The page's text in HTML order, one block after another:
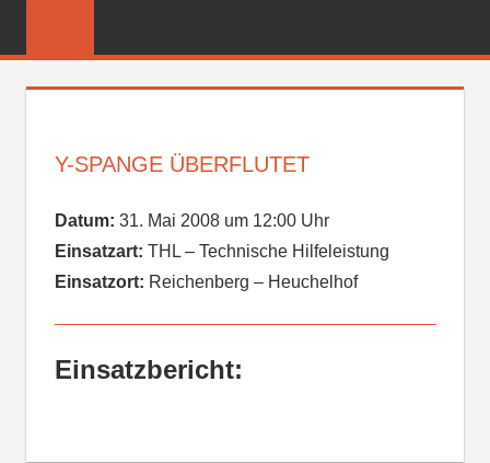
FEUERWEHR
Y-SPANGE ÜBERFLUTET
Datum: 31. Mai 2008 um 12:00 Uhr
Einsatzart: THL – Technische Hilfeleistung
Einsatzort: Reichenberg – Heuchelhof
Einsatzbericht: